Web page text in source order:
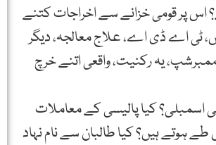
اس پر قومی خزانے سے اخراجات کتنے
ٹی اے ڈی اے، علاج معالجہ، دیگر
یہ رکنیت، واقعی اتنے خرچ
اسمبلی؟ کیا پالیسی کے معاملات
ہوتے ہیں؟ کیا طالبان سے نام نہاد